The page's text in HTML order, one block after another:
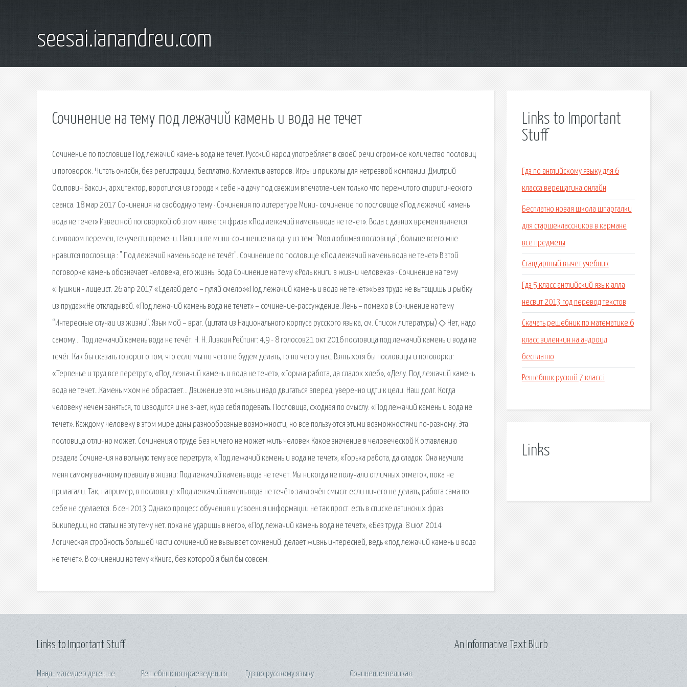
seesai.ianandreu.com
Сочинение на тему под лежачий камень и вода не течет
Сочинение по пословице Под лежачий камень вода не течет. Русский народ употребляет в своей речи огромное количество пословиц
и поговорок. Читать онлайн, без регистрации, бесплатно. Коллектив авторов. Игры и приколы для нетрезвой компании. Дмитрий
Осипович Ваксин, архитектор, воротился из города к себе на дачу под свежим впечатлением только что пережитого спиритического
сеанса. 18 мар 2017 Сочинения на свободную тему · Сочинения по литературе Мини- сочинение по пословице «Под лежачий камень
вода не течет» Известной поговоркой об этом является фраза «Под лежачий камень вода не течет». Вода с давних времен является
символом перемен, текучести времени. Напишите мини-сочинение на одну из тем: "Моя любимая пословица"; больше всего мне
нравится пословица : " Под лежачий камень воде не течёт". Сочинение по пословице «Под лежачий камень вода не течет» В этой
поговорке камень обозначает человека, его жизнь. Вода Сочинение на тему «Роль книги в жизни человека» · Сочинение на тему
«Пушкин - лицеист. 26 апр 2017 «Сделай дело – гуляй смело»«Под лежачий камень и вода не течет»«Без труда не вытащишь и рыбку
из пруда»«Не откладывай. «Под лежачий камень вода не течет» – сочинение-рассуждение. Лень – помеха в Сочинение на тему
“Интересные случаи из жизни”. Язык мой – враг. (цитата из Национального корпуса русского языка, см. Список литературы) ◇ Нет, надо
самому… Под лежачий камень вода не течёт. H. H. Ливкин Рейтинг: 4,9 - 8 голосов21 окт 2016 пословица под лежачий камень и вода не
течёт. Как бы сказать говорит о том, что если мы ни чего не будем делать, то ни чего у нас. Взять хотя бы пословицы и поговорки:
«Терпенье и труд все перетрут», «Под лежачий камень и вода не течет», «Горька работа, да сладок хлеб», «Делу. Под лежачий камень
вода не течет…Камень мхом не обрастает… Движение это жизнь и надо двигаться вперед, уверенно идти к цели. Наш долг. Когда
человеку нечем заняться, то изводится и не знает, куда себя подевать. Пословица, сходная по смыслу: «Под лежачий камень и вода не
течет». Каждому человеку в этом мире даны разнообразные возможности, но все пользуются этими возможностями по-разному. Эта
пословица отлично может. Сочинения о труде Без ничего не может жить человек Какое значение в человеческой К оглавлению
раздела Сочинения на вольную тему все перетрут», «Под лежачий камень и вода не течет», «Горька работа, да сладок. Она научила
меня самому важному правилу в жизни: Под лежачий камень вода не течет. Мы никогда не получали отличных отметок, пока не
прилагали. Так, например, в пословице «Под лежачий камень вода не течёт» заключён смысл: если ничего не делать, работа сама по
себе не сделается. 6 сен 2013 Однако процесс обучения и усвоения информации не так прост. есть в списке латинских фраз
Википедии, но статьи на эту тему нет. пока не ударишь в него», «Под лежачий камень вода не течет», «Без труда. 8 июл 2014
Логическая стройность большей части сочинений не вызывает сомнений. делает жизнь интересней, ведь «под лежачий камень и вода
не течет». В сочинении на тему «Книга, без которой я был бы совсем.
Links to Important
Stuff
Гдз по английскому языку для 6
класса верещагина онлайн
Бесплатно новая школа шпаргалки
для старшеклассников в кармане
все предметы
Стандартный вычет учебник
Гдз 5 класс английский язык алла
несвит 2013 год перевод текстов
Скачать решебник по математике 6
класс виленкин на андроид
бесплатно
Решебник руский 7 класс i
Links
Links to Important Stuff
Мақал- мәтелдер деген не
Решебник по краеведению
Гдз по русскому языку
Сочинение великая
An Informative Text Blurb